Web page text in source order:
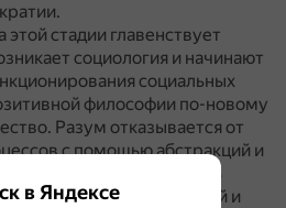
этой стадии главенствует
социология и начинают
социальных
философии по-новому
Разум отказывается от
с помощью абстракций и
устанавливать
с помощью наблюдений и
в Яндексе